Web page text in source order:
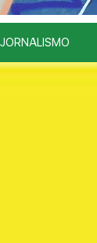
JORNALISMO